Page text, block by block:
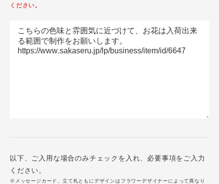
ください。
以下、ご入用な場合のみチェックを入れ、必要事項をご入力
ください。
※メッセージカード、立て札ともにデザインはフラワーデザイナーによって異なり